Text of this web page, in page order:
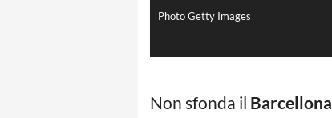
Photo Getty Images
Non sfonda il Barcellona